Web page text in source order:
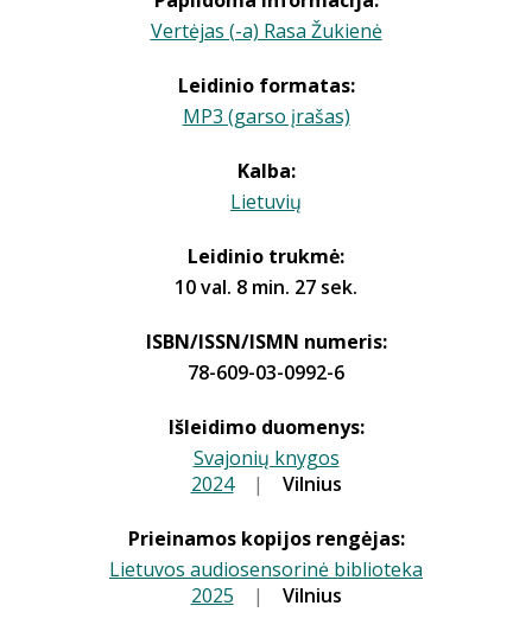
Vertėjas (-a) Rasa Žukienė
Leidinio formatas:
MP3 (garso įrašas)
Kalba:
Lietuvių
Leidinio trukmė:
10 val. 8 min. 27 sek.
ISBN/ISSN/ISMN numeris:
78-609-03-0992-6
Išleidimo duomenys:
Svajonių knygos
2024 | Vilnius
Prieinamos kopijos rengėjas:
Lietuvos audiosensorinė biblioteka
2025 | Vilnius